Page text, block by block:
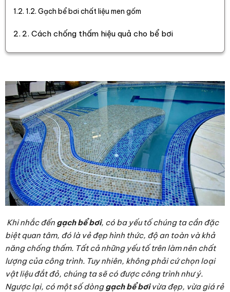
1.2. Gạch bể bơi chất liệu men gốm
2. Cách chống thấm hiệu quả cho bể bơi
Khi nhắc đến gạch bể bơi, có ba yếu tố chúng ta cần đặc
biệt quan tâm, đó là vẻ đẹp hình thức, độ an toàn và khả
năng chống thấm. Tất cả những yếu tố trên làm nên chất
lượng của công trình. Tuy nhiên, không phải cứ chọn loại
vật liệu đắt đỏ, chúng ta sẽ có được công trình như ý.
Ngược lại, có một số dònggạch bể bơivừa đẹp, vừa giá rẻ